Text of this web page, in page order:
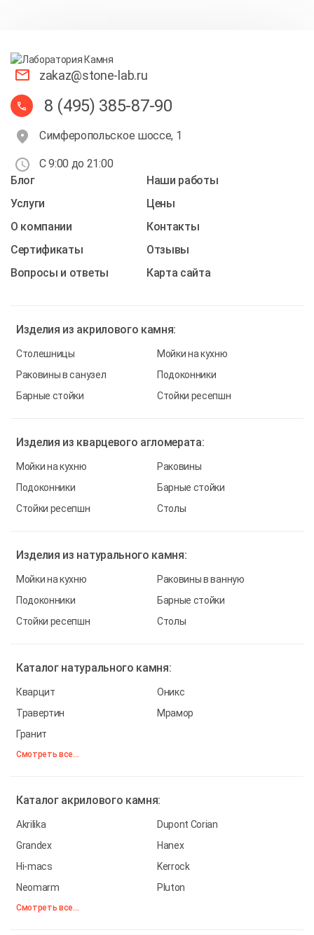
zakaz@stone-lab.ru
8 (495) 385-87-90
Симферопольское шоссе, 1
С 9:00 до 21:00
Блог
Наши работы
Услуги
Цены
О компании
Контакты
Cертификаты
Отзывы
Вопросы и ответы
Карта сайта
Изделия из акрилового камня:
Столешницы
Мойки на кухню
Раковины в санузел
Подоконники
Барные стойки
Стойки ресепшн
Изделия из кварцевого агломерата:
Мойки на кухню
Раковины
Подоконники
Барные стойки
Стойки ресепшн
Столы
Изделия из натурального камня:
Мойки на кухню
Раковины в ванную
Подоконники
Барные стойки
Стойки ресепшн
Столы
Каталог натурального камня:
Кварцит
Оникс
Травертин
Мрамор
Гранит
Смотреть все...
Каталог акрилового камня:
Akrilika
Dupont Corian
Grandex
Hanex
Hi-macs
Kerrock
Neomarm
Pluton
Смотреть все...